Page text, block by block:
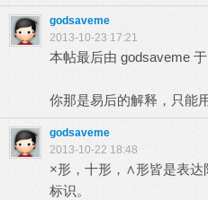
godsaveme
2013-10-23 17:21
本帖最后由 godsaveme
你那是易后的解释，只能
godsaveme
2013-10-22 18:48
×形，十形，∧形皆是表达
标识。